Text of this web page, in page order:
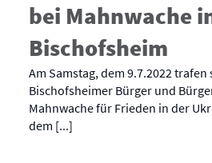
bei Mahnwache
Bischofsheim
Am Samstag, dem 9.7.2022 trafen
Bischofsheimer Bürger und
Mahnwache für Frieden in der
dem [...]